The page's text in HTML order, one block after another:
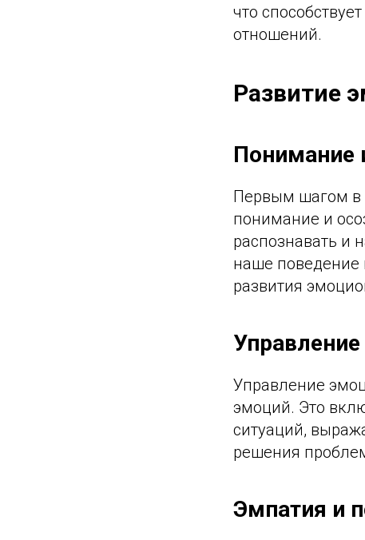
что
отношений.
Развитие
Понимание
Первым шагом в
понимание и
распознавать и
наше
развития
Управление
эмоций. Это
ситуаций,
решения
Эмпатия и